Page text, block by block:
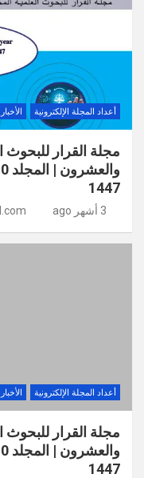
أعداد المجلة الإلكترونية
مجلة القرار للبحوث
1447
3 أشهر ago
أعداد المجلة الإلكترونية
مجلة القرار للبحوث
1447